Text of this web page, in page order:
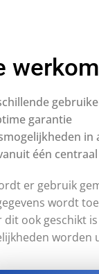
garantie
in
één
er gebruik
wordt
ook geschikt
worden